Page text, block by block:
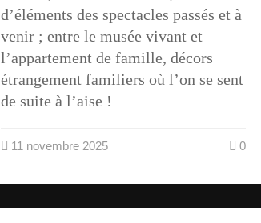
d’éléments des spectacles passés et à
venir ; entre le musée vivant et
l’appartement de famille, décors
étrangement familiers où l’on se sent
de suite à l’aise !
11 novembre 2025 0